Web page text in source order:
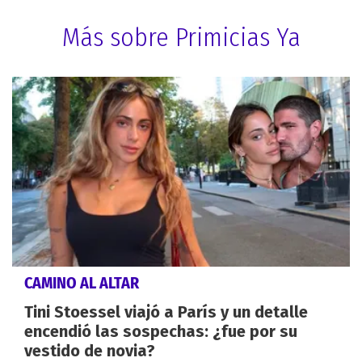
Más sobre Primicias Ya
CAMINO AL ALTAR
Tini Stoessel viajó a París y un detalle
encendió las sospechas: ¿fue por su
vestido de novia?